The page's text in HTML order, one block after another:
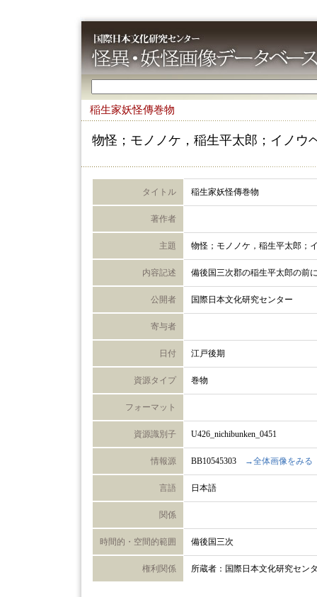
稲生家妖怪傳巻物
物怪；モノノケ，稲生平太郎；イノウ
タイトル 稲生家妖怪傳巻物
著作者
主題 物怪；モノノケ，稲生平太郎；
内容記述 備後国三次郡の稲生平太郎の前
公開者 国際日本文化研究センター
寄与者
日付 江戸後期
資源タイプ 巻物
フォーマット
資源識別子 U426_nichibunken_0451
情報源 BB10545303 →全体画像をみる
言語 日本語
関係
時間的・空間的範囲 備後国三次
権利関係 所蔵者：国際日本文化研究セン